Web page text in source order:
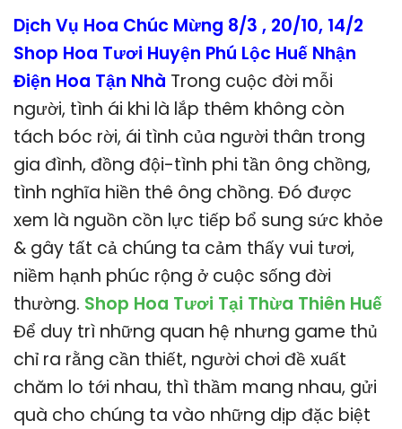
Dịch Vụ Hoa Chúc Mừng 8/3 , 20/10, 14/2
Shop Hoa Tươi Huyện Phú Lộc Huế Nhận
Điện Hoa Tận Nhà Trong cuộc đời mỗi
người, tình ái khi là lắp thêm không còn
tách bóc rời, ái tình của người thân trong
gia đình, đồng đội-tình phi tần ông chồng,
tình nghĩa hiền thê ông chồng. Đó được
xem là nguồn cồn lực tiếp bổ sung sức khỏe
& gây tất cả chúng ta cảm thấy vui tươi,
niềm hạnh phúc rộng ở cuộc sống đời
thường. Shop Hoa Tươi Tại Thừa Thiên Huế
Để duy trì những quan hệ nhưng game thủ
chỉ ra rằng cần thiết, người chơi đề xuất
chăm lo tới nhau, thì thầm mang nhau, gửi
quà cho chúng ta vào những dịp đặc biệt